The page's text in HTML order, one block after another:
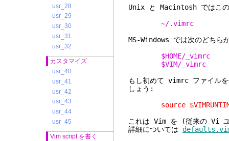
usr_28
usr_29
usr_30
usr_31
usr_32
カスタマイズ
usr_40
usr_41
usr_42
usr_43
usr_44
usr_45
Vim script を書く
Unix と Macintosh ではこの
~/.vimrc
MS-Windows では次のどちら
$HOME/_vimrc
$VIM/_vimrc
もし初めて vimrc ファイル
しょう:
source
これは Vim を (従来の Vi ユ
詳細については